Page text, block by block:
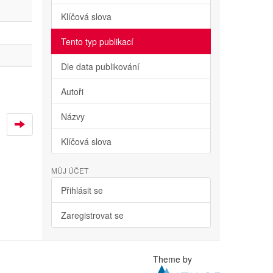
Klíčová slova
Tento typ publikací
Dle data publikování
Autoři
Názvy
Klíčová slova
MŮJ ÚČET
Přihlásit se
Zaregistrovat se
Theme by